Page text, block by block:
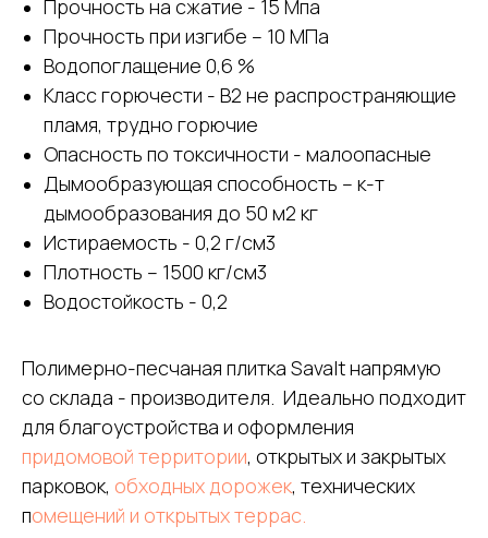
Прочность на сжатие - 15 Мпа
Прочность при изгибе – 10 МПа
Водопоглащение 0,6 %
Класс горючести - В2 не распространяющие
пламя, трудно горючие
Опасность по токсичности - малоопасные
Дымообразующая способность – к-т
дымообразования до 50 м2 кг
Истираемость - 0,2 г/см3
Плотность – 1500 кг/см3
Водостойкость - 0,2
Полимерно-песчаная плитка Savalt напрямую
со склада - производителя. Идеально подходит
для благоустройства и оформления
придомовой территории, открытых и закрытых
парковок, обходных дорожек, технических
помещений и открытых террас.